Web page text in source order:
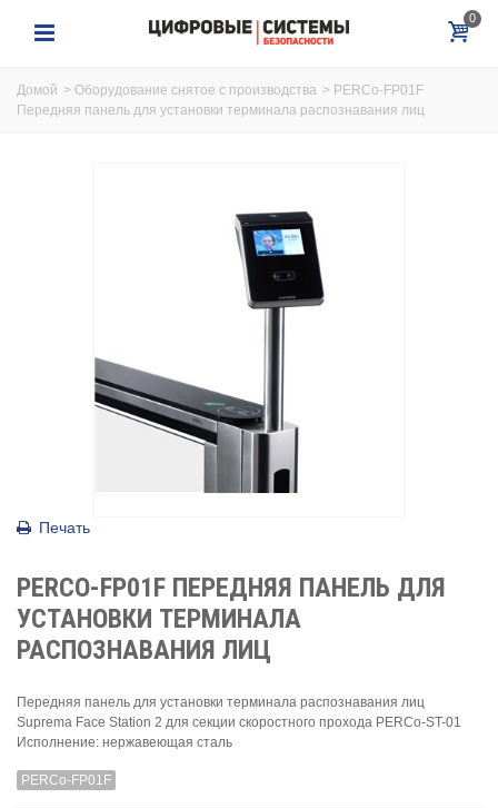
0
Домой > Оборудование снятое с производства > PERCo-FP01F
Передняя панель для установки терминала распознавания лиц
Печать
PERCO-FP01F ПЕРЕДНЯЯ ПАНЕЛЬ ДЛЯ
УСТАНОВКИ ТЕРМИНАЛА
РАСПОЗНАВАНИЯ ЛИЦ
Передняя панель для установки терминала распознавания лиц
Suprema Face Station 2 для секции скоростного прохода PERCo-ST-01
Исполнение: нержавеющая сталь
PERCo-FP01F